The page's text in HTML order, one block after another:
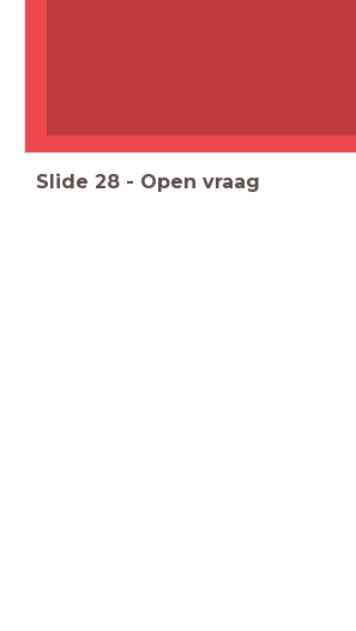
Slide 28 - Open vraag